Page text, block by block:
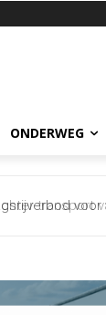
ONDERWEG
transport